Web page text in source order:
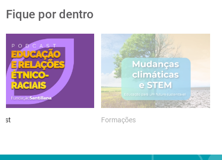
Fique por dentro
Formações